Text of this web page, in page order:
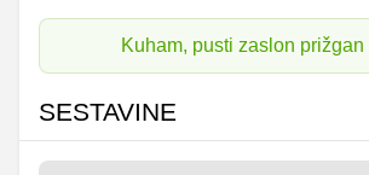
Kuham, pusti zaslon prižgan
SESTAVINE